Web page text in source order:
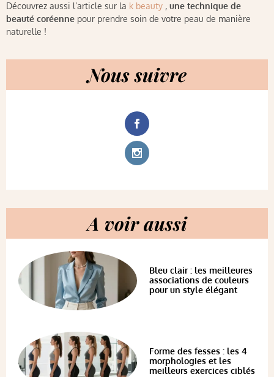
Découvrez aussi l’article sur la k beauty , une technique de
beauté coréenne pour prendre soin de votre peau de manière
naturelle !
Nous suivre
A voir aussi
Bleu clair : les meilleures
associations de couleurs
pour un style élégant
Forme des fesses : les 4
morphologies et les
meilleurs exercices ciblés